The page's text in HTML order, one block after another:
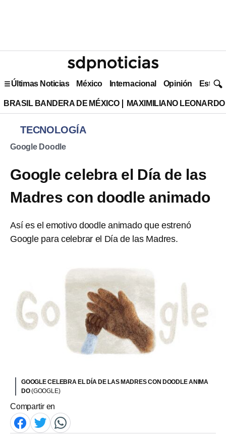
Últimas Noticias México Internacional Opinión Estilo
BRASIL BANDERA DE MÉXICO MAXIMILIANO
TECNOLOGÍA
Google Doodle
Google celebra el Día de las
Madres con doodle animado
Así es el emotivo doodle animado que estrenó
Google para celebrar el Día de las Madres.
GOOGLE CELEBRA EL DÍA DE LAS MADRES CON DOODLE ANIMA
DO(GOOGLE)
Compartir en